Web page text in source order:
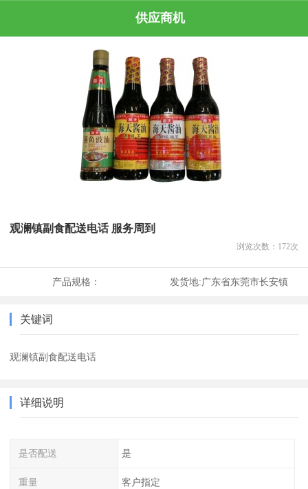
供应商机
观澜镇副食配送电话 服务周到
浏览次数： 172次
产品规格： 发货地:广东省东莞市长安镇
关键词
观澜镇副食配送电话
详细说明
是否配送 是
重量 客户指定